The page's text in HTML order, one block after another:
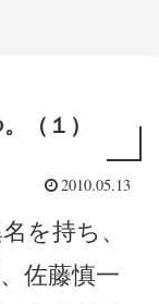
（１）
2010.05.13
を持ち、
佐藤慎一